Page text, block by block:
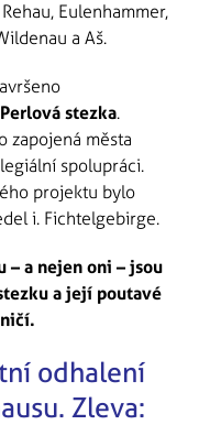
Eulenhammer,
a Aš.
Perlová stezka.
zapojená města
spolupráci.
projektu bylo
i. Fichtelgebirge.
– a nejen oni – jsou
a její poutavé
odhalení
Zleva: